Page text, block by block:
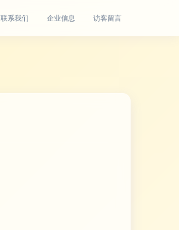
联系我们 企业信息 访客留言